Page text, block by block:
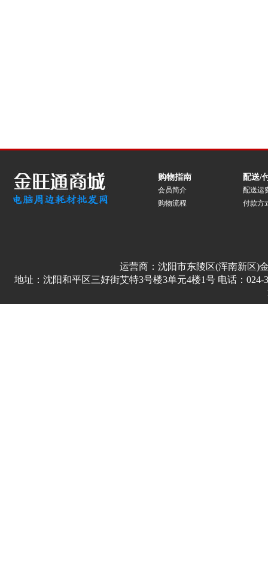
购物指南
会员简介
购物流程
配送/
配送运
付款方
运营商：沈阳市东陵区(浑南新区)
地址：沈阳和平区三好街艾特3号楼3单元4楼1号 电话：024-